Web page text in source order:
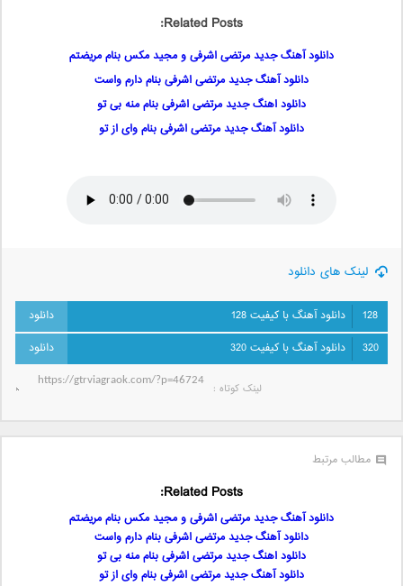
Related Posts:
دانلود آهنگ جدید مرتضی اشرفی و مجید مکس بنام مریضتم
دانلود آهنگ جدید مرتضی اشرفی بنام دارم واست
دانلود اهنگ جدید مرتضی اشرفی بنام منه بی تو
دانلود آهنگ جدید مرتضی اشرفی بنام وای از تو
لینک های دانلود
128
دانلود آهنگ با کیفیت 128
320
دانلود آهنگ با کیفیت 320
لینک کوتاه‌ :
مطالب مرتبط
Related Posts:
دانلود آهنگ جدید مرتضی اشرفی و مجید مکس بنام مریضتم
دانلود آهنگ جدید مرتضی اشرفی بنام دارم واست
دانلود اهنگ جدید مرتضی اشرفی بنام منه بی تو
دانلود آهنگ جدید مرتضی اشرفی بنام وای از تو